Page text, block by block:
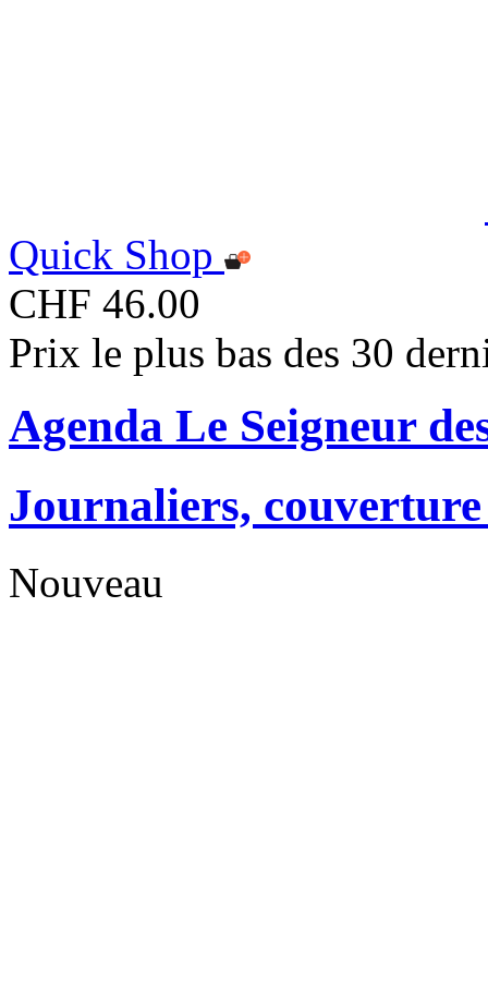
Quick Shop
CHF 46.00
Prix le plus bas des 30
Agenda Le Seigneur
Journaliers,
Nouveau